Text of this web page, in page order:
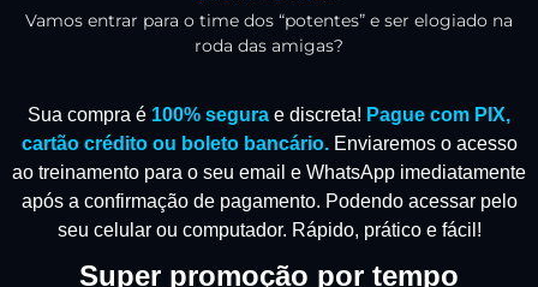
Vamos entrar para o time dos “potentes” e ser elogiado na
roda das amigas?
Sua compra é 100% segura e discreta! Pague com PIX,
cartão crédito ou boleto bancário. Enviaremos o acesso
ao treinamento para o seu email e WhatsApp imediatamente
após a confirmação de pagamento. Podendo acessar pelo
seu celular ou computador. Rápido, prático e fácil!
Super promoção por tempo